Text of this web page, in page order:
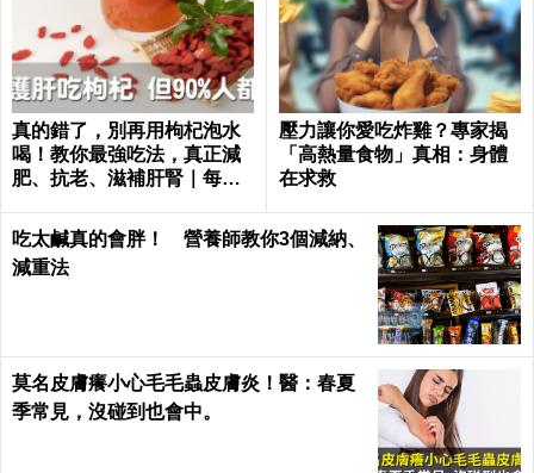
真的錯了，別再用枸杞泡水
喝！教你最強吃法，真正減
肥、抗老、滋補肝腎｜每日
壓力讓你愛吃炸雞？專家揭
「高熱量食物」真相：身體
在求救
吃太鹹真的會胖！ 營養師教你3個減納、
減重法
莫名皮膚癢小心毛毛蟲皮膚炎！醫：春夏
季常見，沒碰到也會中。